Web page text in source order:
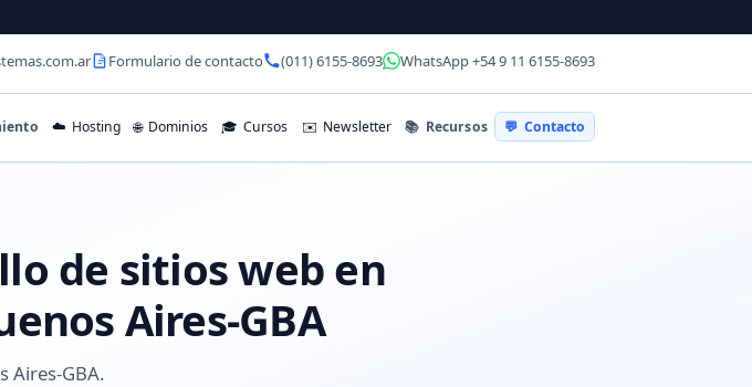
Formulario de contacto (011) 6155-8693 WhatsApp +54 9 11 6155-8693
☁️ Hosting 🌐 Dominios 🎓 Cursos ✉️ Newsletter 📚 Recursos 💬 Contacto
de sitios web en
Aires-GBA
Aires-GBA.